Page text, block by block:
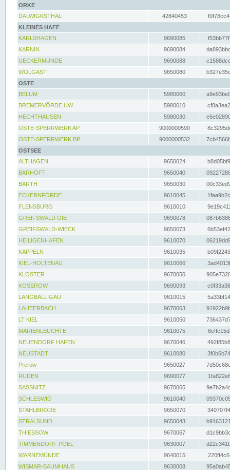
ORKE
DALWIGKSTHAL
42840453
KLEINES HAFF
KARLSHAGEN
9690085
KARNIN
9690084
UECKERMÜNDE
9690088
WOLGAST
9650080
OSTE
BELUM
5980060
BREMERVÖRDE UW
5980010
HECHTHAUSEN
5980030
OSTE-SPERRWERK AP
9000000590
OSTE-SPERRWERK BP
9000000532
OSTSEE
ALTHAGEN
9650024
BARHÖFT
9650040
BARTH
9650030
ECKERNFÖRDE
9610045
FLENSBURG
9610010
GREIFSWALD OIE
9690078
GREIFSWALD-WIECK
9650073
HEILIGENHAFEN
9610070
KAPPELN
9610035
KIEL-HOLTENAU
9610066
KLOSTER
9670050
KOSEROW
9690093
LANGBALLIGAU
9610015
LAUTERBACH
9670063
LT KIEL
9610050
MARIENLEUCHTE
9610075
NEUENDORF HAFEN
9670046
NEUSTADT
9610080
Prerow
9650027
RUDEN
9690077
SASSNITZ
9670065
SCHLESWIG
9610040
STAHLBRODE
9650070
STRALSUND
9650043
THIESSOW
9670067
TIMMENDORF POEL
9630007
WARNEMÜNDE
9640015
WISMAR-BAUMHAUS
9630008